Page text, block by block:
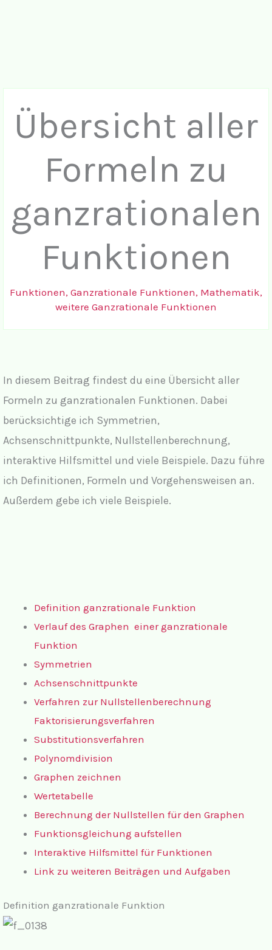
Übersicht aller
Formeln zu
ganzrationalen
Funktionen
Funktionen, Ganzrationale Funktionen, Mathematik,
weitere Ganzrationale Funktionen
In diesem Beitrag findest du eine Übersicht aller
Formeln zu ganzrationalen Funktionen. Dabei
berücksichtige ich Symmetrien,
Achsenschnittpunkte, Nullstellenberechnung,
interaktive Hilfsmittel und viele Beispiele. Dazu führe
ich Definitionen, Formeln und Vorgehensweisen an.
Außerdem gebe ich viele Beispiele.
Definition ganzrationale Funktion
Verlauf des Graphen einer ganzrationale
Funktion
Symmetrien
Achsenschnittpunkte
Verfahren zur Nullstellenberechnung
Faktorisierungsverfahren
Substitutionsverfahren
Polynomdivision
Graphen zeichnen
Wertetabelle
Berechnung der Nullstellen für den Graphen
Funktionsgleichung aufstellen
Interaktive Hilfsmittel für Funktionen
Link zu weiteren Beiträgen und Aufgaben
Definition ganzrationale Funktion